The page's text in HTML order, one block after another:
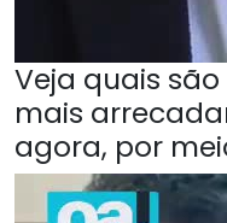
Veja quais
mais
agora, por